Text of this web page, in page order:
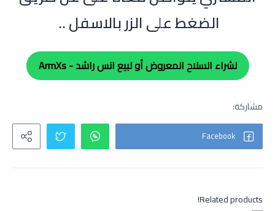
الضغط على الزر بالاسفل ..
لشراء السلاح المعروض أو لبيع انس راشد - ArmXs
Related products!